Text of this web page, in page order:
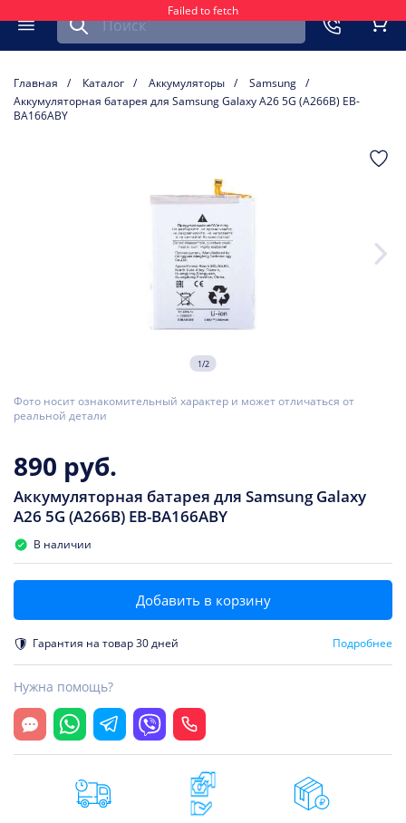
Failed to fetch
Меню
Найти запчасть для мобильного устройства
Главная Каталог Аккумуляторы
Samsung
Аккумуляторная батарея для Samsung Galaxy A26 5G (A266B) EB-
BA166ABY
1/2
Фото носит ознакомительный характер и может отличаться от
реальной детали
890 руб.
Аккумуляторная батарея для Samsung Galaxy
A26 5G (A266B) EB-BA166ABY
В наличии
Добавить в корзину
Гарантия на товар 30 дней Подробнее
Нужна помощь?
Открыть чат
WhatsappTelegramViber Позвонить